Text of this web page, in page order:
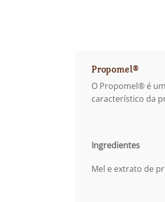
Propomel®
O Propomel® é
característico da
Ingredientes
Mel e extrato de